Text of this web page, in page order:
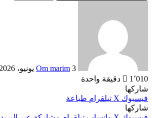
Om marim 3 يونيو، 2026
1٬010
دقيقة واحدة
شاركها
فيسبوك ‫X تيلقرام طباعة
شاركها